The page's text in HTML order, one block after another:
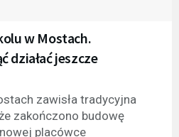
w Mostach.
działać jeszcze
zawisła tradycyjna
zakończono budowę
placówce